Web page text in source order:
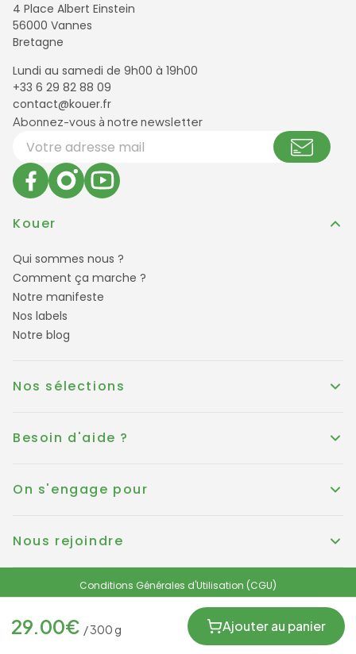
29.00€ /300 g Ajouter au panier
4 Place Albert Einstein
56000 Vannes
Bretagne
Lundi au samedi de 9h00 à 19h00
+33 6 29 82 88 09
contact@kouer.fr
Newsletter et réseaux sociaux
Abonnez-vous à notre newsletter
Votre adresse email
Kouer
Qui sommes nous ?
Comment ça marche ?
Notre manifeste
Nos labels
Notre blog
Nos sélections
Besoin d'aide ?
On s'engage pour
Nous rejoindre
Conditions Générales d'Utilisation (CGU)
Politique de CookiesMentions légales
Protection des données personnelles et RGPD
FRANCE © KOUER France 2025